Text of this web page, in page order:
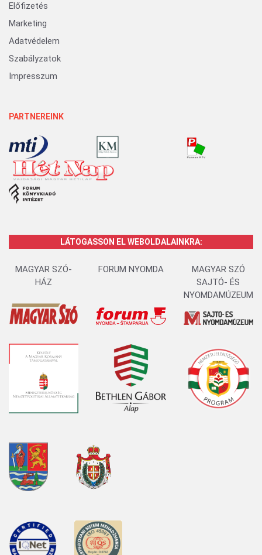
Előfizetés
Marketing
Adatvédelem
Szabályzatok
Impresszum
PARTNEREINK
LÁTOGASSON EL WEBOLDALAINKRA:
MAGYAR SZÓ-
HÁZ
FORUM NYOMDA
MAGYAR SZÓ
SAJTÓ- ÉS
NYOMDAMÚZEUM